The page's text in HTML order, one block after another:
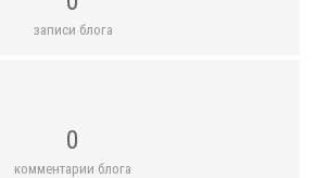
записи блога
0
комментарии блога